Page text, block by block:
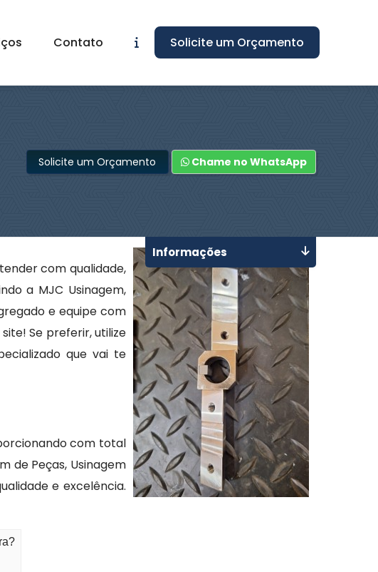
Contato Solicite um Orçamento
Solicite um Orçamento Chame no WhatsApp
com qualidade,
a MJC Usinagem,
e equipe com
Se preferir, utilize
que vai te
com total
de Peças, Usinagem
e excelência.
Informações